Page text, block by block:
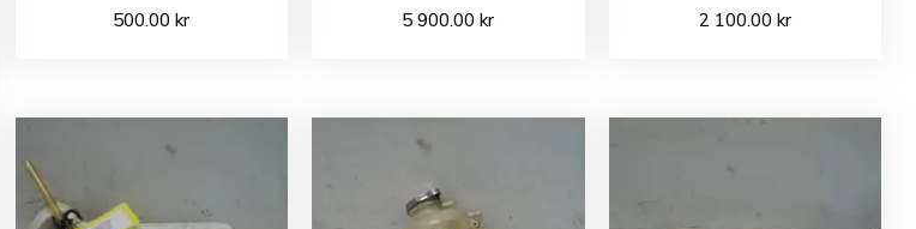
500.00kr 5 900.00kr 2 100.00 kr